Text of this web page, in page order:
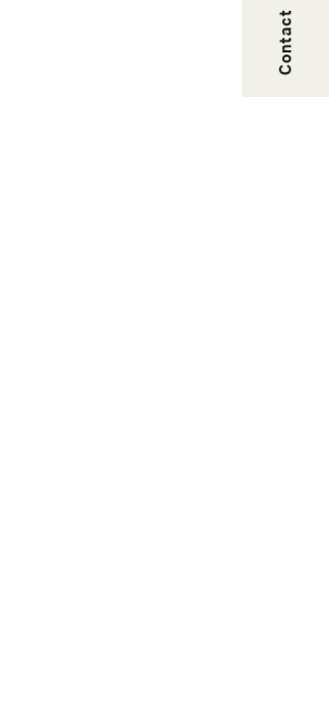
Contact